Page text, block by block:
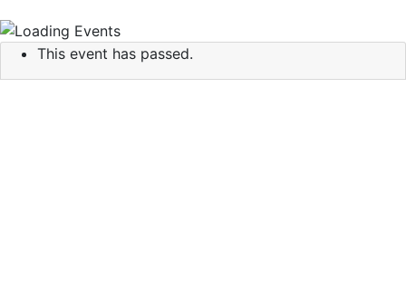
This event has passed.